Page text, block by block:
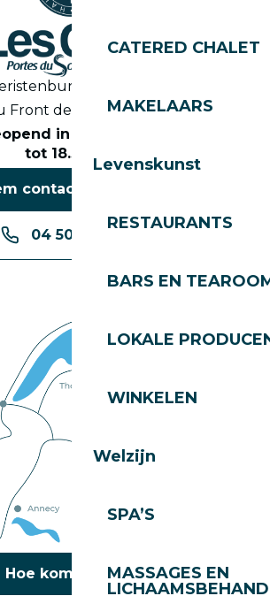
CATERED CHALET
MAKELAARS
Levenskunst
RESTAURANTS
BARS EN
LOKALE
WINKELEN
Welzijn
SPA’S
MASSAGES EN
Les Gets
de Neige 74260 Les Gets
in het seizoen van 8.30
tot 18.30 uur
contact met ons op
04 50 74 74 74
Hoe kom ik daar?